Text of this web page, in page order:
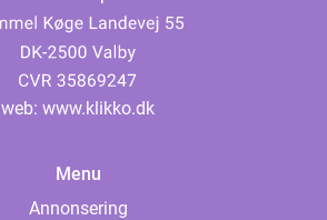
web: www.klikko.dk
Menu
Annonsering